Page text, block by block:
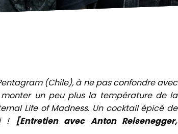
(Chile), à ne pas confondre avec
un peu plus la température de la
Life of Madness. Un cocktail épicé de
! [Entretien avec Anton Reisenegger,